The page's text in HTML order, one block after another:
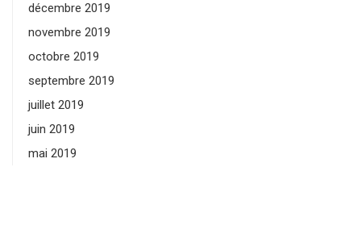
décembre 2019
novembre 2019
octobre 2019
septembre 2019
juillet 2019
juin 2019
mai 2019